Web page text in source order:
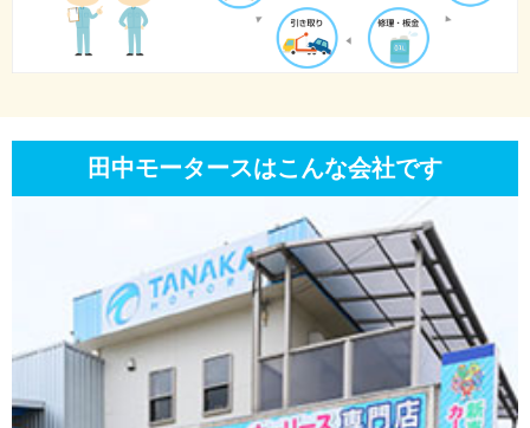
田中モータースはこんな会社です